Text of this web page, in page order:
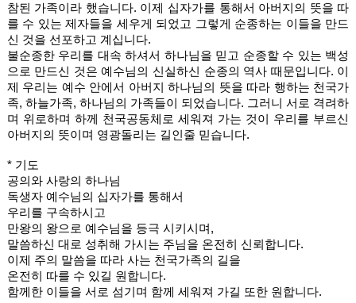
참된 가족이라 했습니다. 이제 십자가를 통해서 아버지의 뜻을 따
를 수 있는 제자들을 세우게 되었고 그렇게 순종하는 이들을 만드
신 것을 선포하고 계십니다.
불순종한 우리를 대속 하셔서 하나님을 믿고 순종할 수 있는 백성
으로 만드신 것은 예수님의 신실하신 순종의 역사 때문입니다. 이
제 우리는 예수 안에서 아버지 하나님의 뜻을 따라 행하는 천국가
족, 하늘가족, 하나님의 가족들이 되었습니다. 그러니 서로 격려하
며 위로하며 하께 천국공동체로 세워져 가는 것이 우리를 부르신
아버지의 뜻이며 영광돌리는 길인줄 믿습니다.
* 기도
공의와 사랑의 하나님
독생자 예수님의 십자가를 통해서
우리를 구속하시고
만왕의 왕으로 예수님을 등극 시키시며,
말씀하신 대로 성취해 가시는 주님을 온전히 신뢰합니다.
이제 주의 말씀을 따라 사는 천국가족의 길을
온전히 따를 수 있길 원합니다.
함께한 이들을 서로 섬기며 함께 세워져 가길 또한 원합니다.